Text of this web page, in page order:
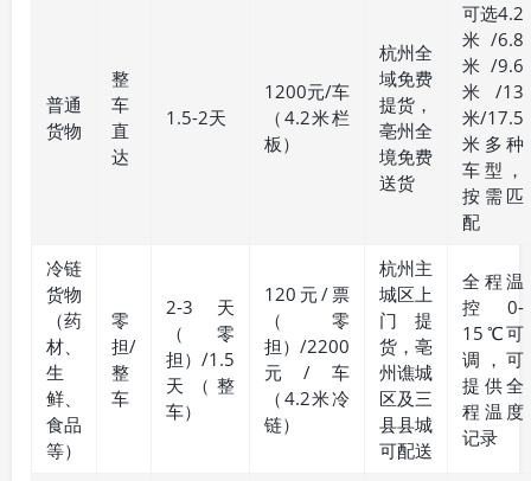
普通
货物
整
车
直
达
1.5-2天
1200元/车
（4.2米栏
板）
杭州全
域免费
提货，
亳州全
境免费
送货
可选4.2
米/6.8
米/9.6
米/13
米/17.5
米多种
车型，
按需匹
配
冷链
货物
（药
材、
生
鲜、
食品
等）
零
担/
整
车
2-3天
（零
担）/1.5
天（整
车）
120元/票
（零
担）/2200
元/车
（4.2米冷
链）
杭州主
城区上
门提
货，亳
州谯城
区及三
县县城
可配送
全程温
控0-
15℃可
调，可
提供全
程温度
记录